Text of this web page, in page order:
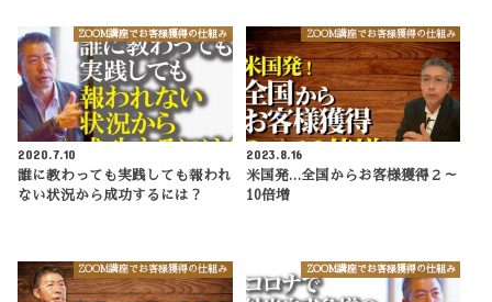
ZOOM講座でお客様獲得の仕組み
2020.7.10
誰に教わっても実践しても報われ
ない状況から成功するには？
ZOOM講座でお客様獲得の仕組み
2023.8.16
米国発…全国からお客様獲得２～
10倍増
ZOOM講座でお客様獲得の仕組み ZOOM講座でお客様獲得の仕組み